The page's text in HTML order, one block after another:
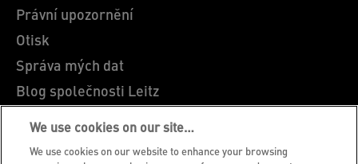
Právní upozornění
Otisk
Správa mých dat
Blog společnosti Leitz
Kariéra
Leitz EasyPrint
We use cookies on our site…
We use cookies on our website to enhance your browsing